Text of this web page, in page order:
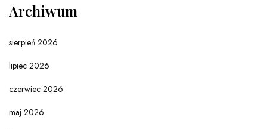
Archiwum
sierpień 2026
lipiec 2026
czerwiec 2026
maj 2026